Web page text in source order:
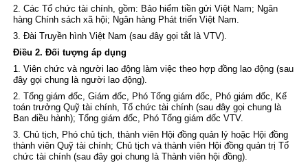
2. Các Tổ chức tài chính, gồm: Bảo hiểm tiền gửi Việt Nam; Ngân
hàng Chính sách xã hội; Ngân hàng Phát triển Việt Nam.
3. Đài Truyền hình Việt Nam (sau đây gọi tắt là VTV).
Điều 2. Đối tượng áp dụng
1. Viên chức và người lao động làm việc theo hợp đồng lao động (sau
đây gọi chung là người lao động).
2. Tổng giám đốc, Giám đốc, Phó Tổng giám đốc, Phó giám đốc, Kế
toán trưởng Quỹ tài chính, Tổ chức tài chính (sau đây gọi chung là
Ban điều hành); Tổng giám đốc, Phó Tổng giám đốc VTV.
3. Chủ tịch, Phó chủ tịch, thành viên Hội đồng quản lý hoặc Hội đồng
thành viên Quỹ tài chính; Chủ tịch và thành viên Hội đồng quản trị Tổ
chức tài chính (sau đây gọi chung là Thành viên hội đồng).